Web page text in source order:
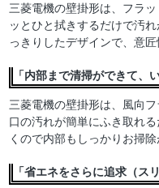
三菱電機の壁掛形は、フラ
ッとひと拭きするだけで汚
っきりしたデザインで、意匠
「内部まで清掃ができて、
三菱電機の壁掛形は、風向
口の汚れが簡単にふき取れ
くので内部もしっかりお掃除
「省エネをさらに追求（ス